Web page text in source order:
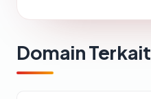
Domain Terkait